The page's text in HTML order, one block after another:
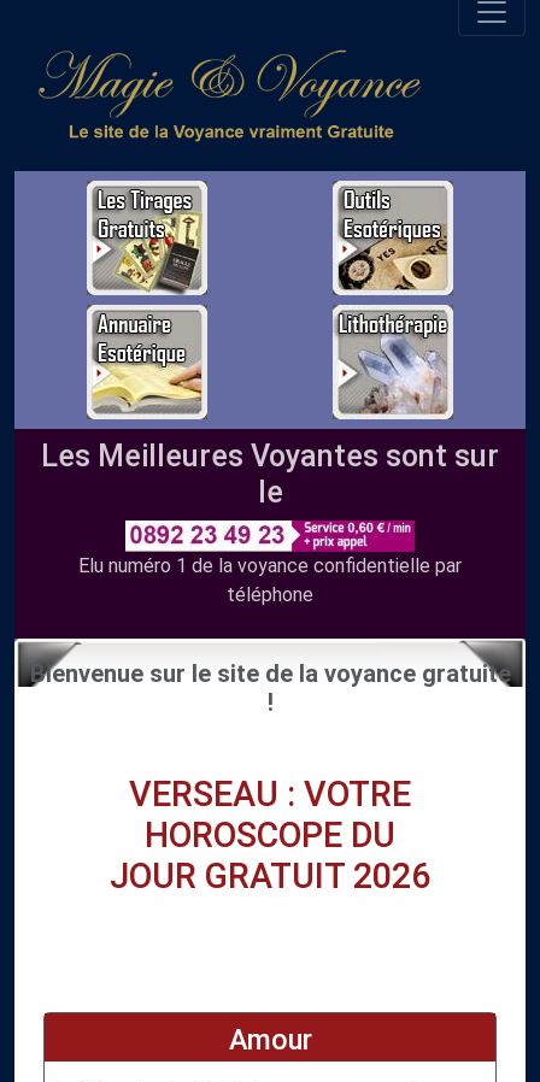
Les Meilleures Voyantes sont sur
le
Elu numéro 1 de la voyance confidentielle par
téléphone
Bienvenue sur le site de la voyance gratuite
!
VERSEAU : VOTRE
HOROSCOPE DU
JOUR GRATUIT 2026
Amour